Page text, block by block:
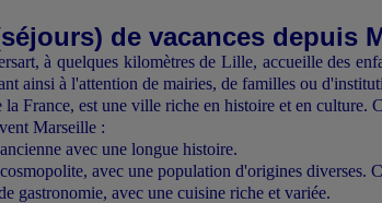
de vacances depuis
à quelques kilomètres de Lille, accueille des
ainsi à l'attention de mairies, de familles ou
France, est une ville riche en histoire et en culture.
Marseille :
avec une longue histoire.
avec une population d'origines diverses.
gastronomie, avec une cuisine riche et variée.